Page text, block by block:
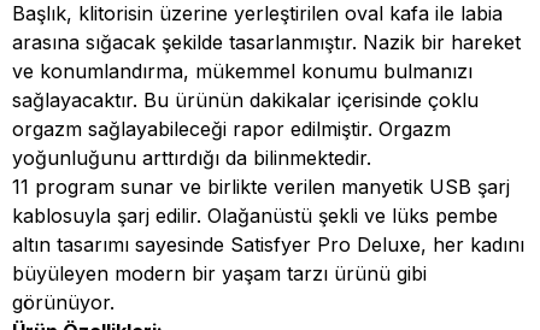
Başlık, klitorisin üzerine yerleştirilen oval kafa ile labia
arasına sığacak şekilde tasarlanmıştır. Nazik bir hareket
ve konumlandırma, mükemmel konumu bulmanızı
sağlayacaktır. Bu ürünün dakikalar içerisinde çoklu
orgazm sağlayabileceği rapor edilmiştir. Orgazm
yoğunluğunu arttırdığı da bilinmektedir.
11 program sunar ve birlikte verilen manyetik USB şarj
kablosuyla şarj edilir. Olağanüstü şekli ve lüks pembe
altın tasarımı sayesinde Satisfyer Pro Deluxe, her kadını
büyüleyen modern bir yaşam tarzı ürünü gibi
görünüyor.